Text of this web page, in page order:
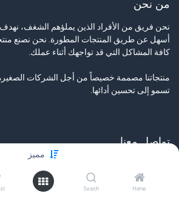
مميز
Home
Search
من نحن
نحن فريق من الأفراد الذين يملؤهم الشغف،
أسهل عن طريق المنتجات المطورة. نحن نصنع
كافة المشاكل التي قد تواجهك أثناء عملك.
منتجاتنا مصممة خصيصاً من أجل الشركات
تسمو إلى تحسين أدائها.
تواصل معنا
info@tamyeezsecurity.com
+974 4488 4600